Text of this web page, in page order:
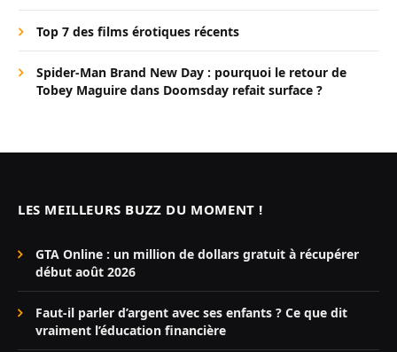
Top 7 des films érotiques récents
Spider-Man Brand New Day : pourquoi le retour de
Tobey Maguire dans Doomsday refait surface ?
LES MEILLEURS BUZZ DU MOMENT !
GTA Online : un million de dollars gratuit à récupérer
début août 2026
Faut-il parler d’argent avec ses enfants ? Ce que dit
vraiment l’éducation financière